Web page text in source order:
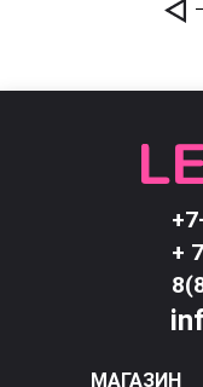
+
МАГАЗИН